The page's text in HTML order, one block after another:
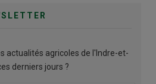
actualités agricoles de l'Indre-et-
derniers jours ?